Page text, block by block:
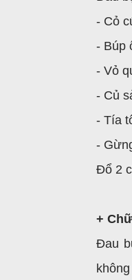
- Cỏ
- Búp
- Vỏ
- Củ
- Tía
-
Đổ 2
+
Đau